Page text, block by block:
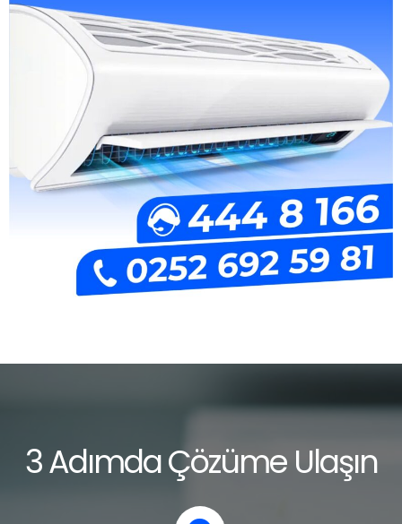
3 Adımda Çözüme Ulaşın